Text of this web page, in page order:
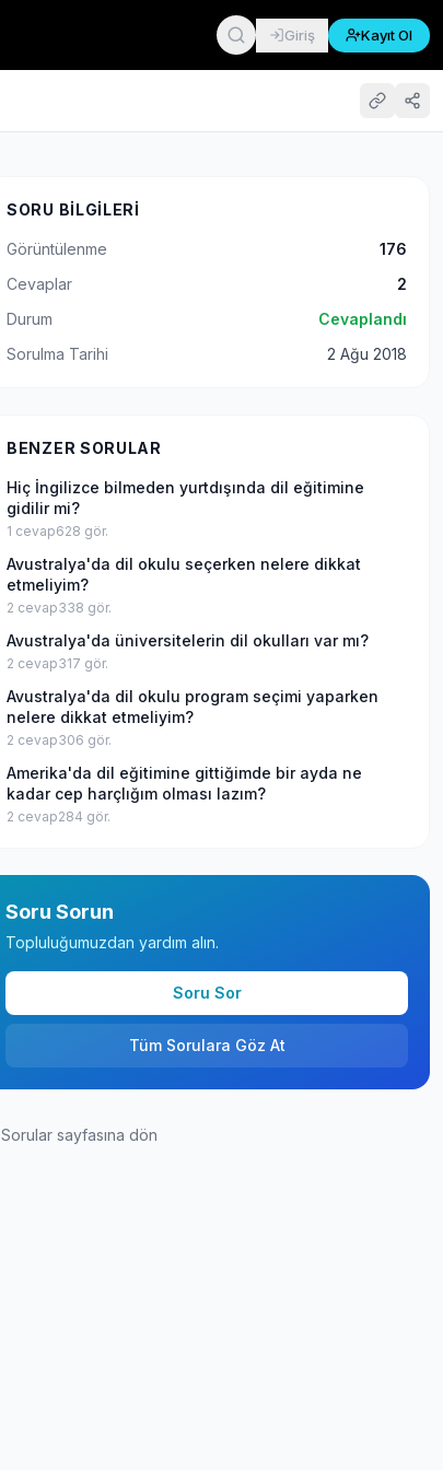
Giriş Kayıt Ol
SORU BILGILERI
Görüntülenme
176
Cevaplar
2
Durum
Cevaplandı
Sorulma Tarihi
2 Ağu 2018
BENZER SORULAR
Hiç İngilizce bilmeden yurtdışında dil eğitimine
gidilir mi?
1 cevap628 gör.
Avustralya'da dil okulu seçerken nelere dikkat
etmeliyim?
2 cevap338 gör.
Avustralya'da üniversitelerin dil okulları var mı?
2 cevap317 gör.
Avustralya'da dil okulu program seçimi yaparken
nelere dikkat etmeliyim?
2 cevap306 gör.
Amerika'da dil eğitimine gittiğimde bir ayda ne
kadar cep harçlığım olması lazım?
2 cevap284 gör.
Soru Sorun
Topluluğumuzdan yardım alın.
Soru Sor
Tüm Sorulara Göz At
Sorular sayfasına dön